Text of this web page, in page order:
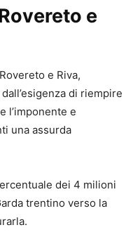
e
e Riva,
di riempire
l’imponente e
una assurda
dei 4 milioni
trentino verso la